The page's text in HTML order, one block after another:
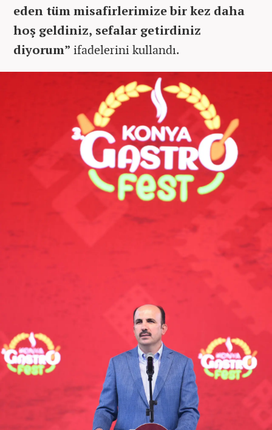
eden tüm misafirlerimize bir kez daha
hoş geldiniz, sefalar getirdiniz
diyorum” ifadelerini kullandı.